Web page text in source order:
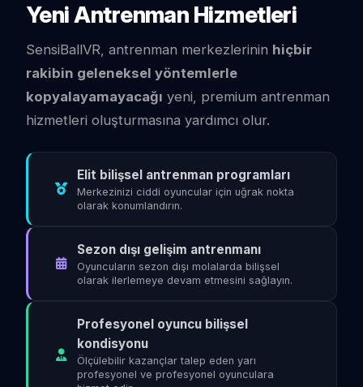
Yeni Antrenman Hizmetleri
SensiBallVR, antrenman merkezlerinin hiçbir
rakibin geleneksel yöntemlerle
kopyalayamayacağı yeni, premium antrenman
hizmetleri oluşturmasına yardımcı olur.
Elit bilişsel antrenman programları
Merkezinizi ciddi oyuncular için uğrak nokta
olarak konumlandırın.
Sezon dışı gelişim antrenmanı
Oyuncuların sezon dışı molalarda bilişsel
olarak ilerlemeye devam etmesini sağlayın.
Profesyonel oyuncu bilişsel
kondisyonu
Ölçülebilir kazançlar talep eden yarı
profesyonel ve profesyonel oyunculara